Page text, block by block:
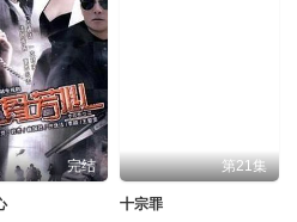
完结 第21集
十宗罪